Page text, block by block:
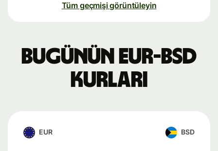
Tüm geçmişi görüntüleyin
Bugünün EUR-BSD
kurları
EUR BSD